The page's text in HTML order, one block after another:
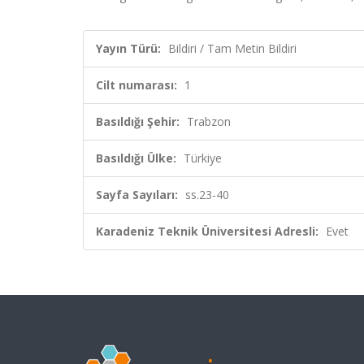
Yayın Türü: Bildiri / Tam Metin Bildiri
Cilt numarası: 1
Basıldığı Şehir: Trabzon
Basıldığı Ülke: Türkiye
Sayfa Sayıları: ss.23-40
Karadeniz Teknik Üniversitesi Adresli: Evet